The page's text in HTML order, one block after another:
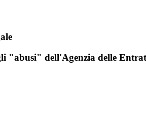
"abusi" dell'Agenzia delle